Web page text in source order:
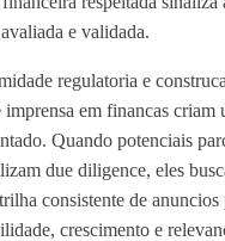
e validada.
regulatoria e
imprensa em financas criam
Quando potenciais
due diligence, eles
consistente de
crescimento e